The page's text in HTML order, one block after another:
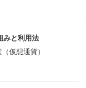
みと利用法
仮想通貨）